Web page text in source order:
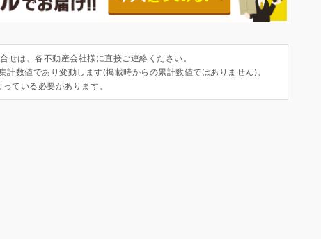
は、各不動産会社様に直接ご連絡ください。
数値であり変動します(掲載時からの累計数値ではありません)。
ている必要があります。